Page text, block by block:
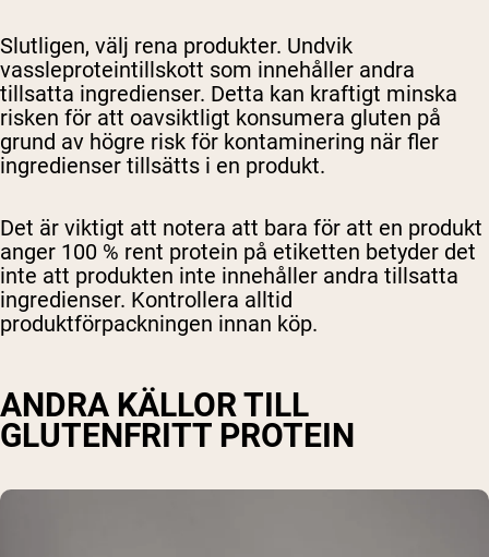
Slutligen, välj rena produkter. Undvik
vassleproteintillskott som innehåller andra
tillsatta ingredienser. Detta kan kraftigt minska
risken för att oavsiktligt konsumera gluten på
grund av högre risk för kontaminering när fler
ingredienser tillsätts i en produkt.
Det är viktigt att notera att bara för att en produkt
anger 100 % rent protein på etiketten betyder det
inte att produkten inte innehåller andra tillsatta
ingredienser. Kontrollera alltid
produktförpackningen innan köp.
ANDRA KÄLLOR TILL
GLUTENFRITT PROTEIN